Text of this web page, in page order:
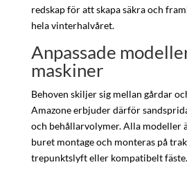
redskap för att skapa säkra och
hela vinterhalvåret.
Anpassade
maskiner
Behoven skiljer sig mellan gårdar
Amazone erbjuder därför
och behållarvolymer. Alla modeller
buret montage och monteras på
trepunktslyft eller kompatibelt fäste.